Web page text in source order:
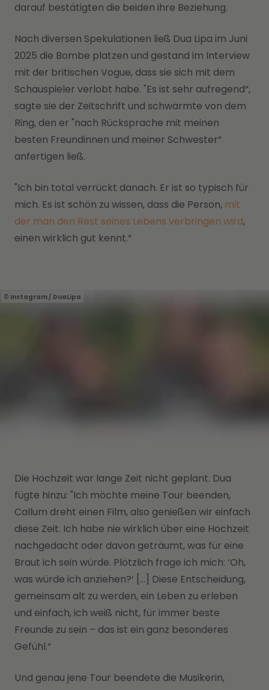
darauf bestätigten die beiden ihre Beziehung.
Nach diversen Spekulationen ließ Dua Lipa im Juni
2025 die Bombe platzen und gestand im Interview
mit der britischen Vogue, dass sie sich mit dem
Schauspieler verlobt habe. "Es ist sehr aufregend“,
sagte sie der Zeitschrift und schwärmte von dem
Ring, den er "nach Rücksprache mit meinen
besten Freundinnen und meiner Schwester“
anfertigen ließ.
"Ich bin total verrückt danach. Er ist so typisch für
mich. Es ist schön zu wissen, dass die Person, mit
der man den Rest seines Lebens verbringen wird,
einen wirklich gut kennt.“
Instagram / DuaLipa
Die Hochzeit war lange Zeit nicht geplant. Dua
fügte hinzu: "Ich möchte meine Tour beenden,
Callum dreht einen Film, also genießen wir einfach
diese Zeit. Ich habe nie wirklich über eine Hochzeit
nachgedacht oder davon geträumt, was für eine
Braut ich sein würde. Plötzlich frage ich mich: ‘Oh,
was würde ich anziehen?‘ […] Diese Entscheidung,
gemeinsam alt zu werden, ein Leben zu erleben
und einfach, ich weiß nicht, für immer beste
Freunde zu sein – das ist ein ganz besonderes
Gefühl.“
Und genau jene Tour beendete die Musikerin,